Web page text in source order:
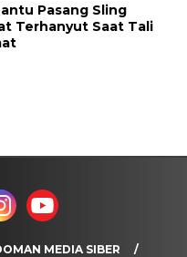
Pasang Sling
Terhanyut Saat Tali
MEDIA SIBER